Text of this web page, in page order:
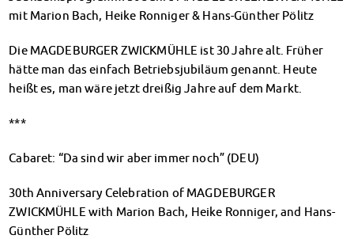
Finanzierungsberatung
PsychoSoziale Beratung
Kursangebote
Anmeldung Sonderveranstaltungen
AnsprechpartnerInnen
Kultur & Internationales
Beratung für Internationals
mit Marion Bach, Heike Ronniger & Hans-Günther Pölitz
Die MAGDEBURGER ZWICKMÜHLE ist 30 Jahre alt. Früher
hätte man das einfach Betriebsjubiläum genannt. Heute
heißt es, man wäre jetzt dreißig Jahre auf dem Markt.
***
Cabaret: “Da sind wir aber immer noch” (DEU)
30th Anniversary Celebration of MAGDEBURGER
ZWICKMÜHLE with Marion Bach, Heike Ronniger, and Hans-
Günther Pölitz